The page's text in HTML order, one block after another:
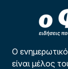
Ο
είναι μέλος